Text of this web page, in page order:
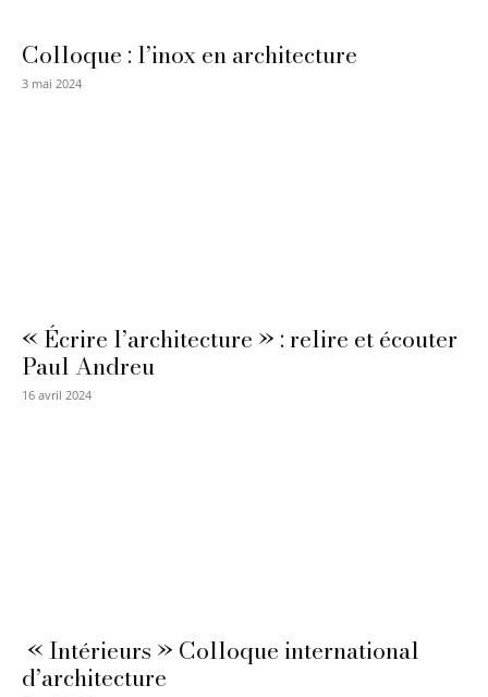
Colloque : l’inox en architecture
3 mai 2024
« Écrire l’architecture » : relire et écouter
Paul Andreu
16 avril 2024
« Intérieurs » Colloque international
d’architecture